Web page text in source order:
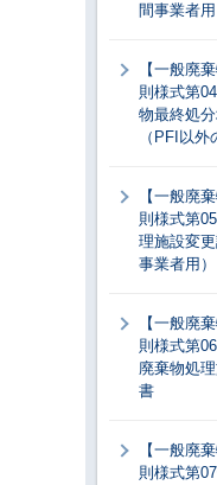
間事業者用
【一般廃
則様式第
物最終処
（PFI以外
【一般廃
則様式第
理施設変
事業者用）
【一般廃
則様式第
廃棄物処
書
【一般廃
則様式第